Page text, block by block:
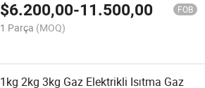
$6.200,00-11.500,00 FOB
1 Parça (MOQ)
1kg 2kg 3kg Gaz Elektrikli Isıtma Gaz